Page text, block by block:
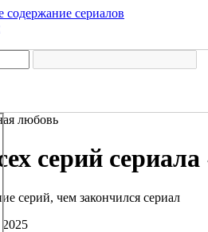
содержание сериалов
любовь
серий